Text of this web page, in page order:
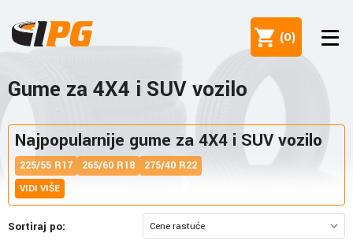
(0)
Gume za 4X4 i SUV vozilo
Najpopularnije gume za 4X4 i SUV vozilo
225/55 R17 265/60 R18 275/40 R22
VIDI VIŠE
Sortiraj po: